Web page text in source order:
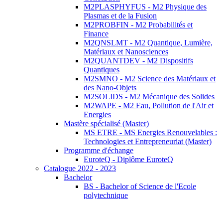
M2PLASPHYFUS - M2 Physique des
Plasmas et de la Fusion
M2PROBFIN - M2 Probabilités et
Finance
M2QNSLMT - M2 Quantique, Lumière,
Matériaux et Nanosciences
M2QUANTDEV - M2 Dispositifs
Quantiques
M2SMNO - M2 Science des Matériaux et
des Nano-Objets
M2SOLIDS - M2 Mécanique des Solides
M2WAPE - M2 Eau, Pollution de l'Air et
Energies
Mastère spécialisé (Master)
MS ETRE - MS Energies Renouvelables :
Technologies et Entrepreneuriat (Master)
Programme d'échange
EuroteQ - Diplôme EuroteQ
Catalogue 2022 - 2023
Bachelor
BS - Bachelor of Science de l'Ecole
polytechnique